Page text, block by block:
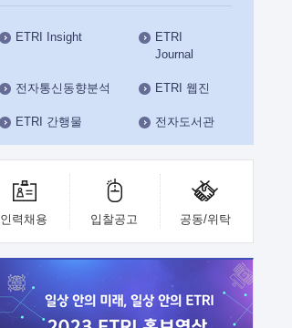
ETRI Insight
ETRI
Journal
전자통신동향분석 ETRI 웹진
ETRI 간행물 전자도서관
인력채용 입찰공고 공동/위탁